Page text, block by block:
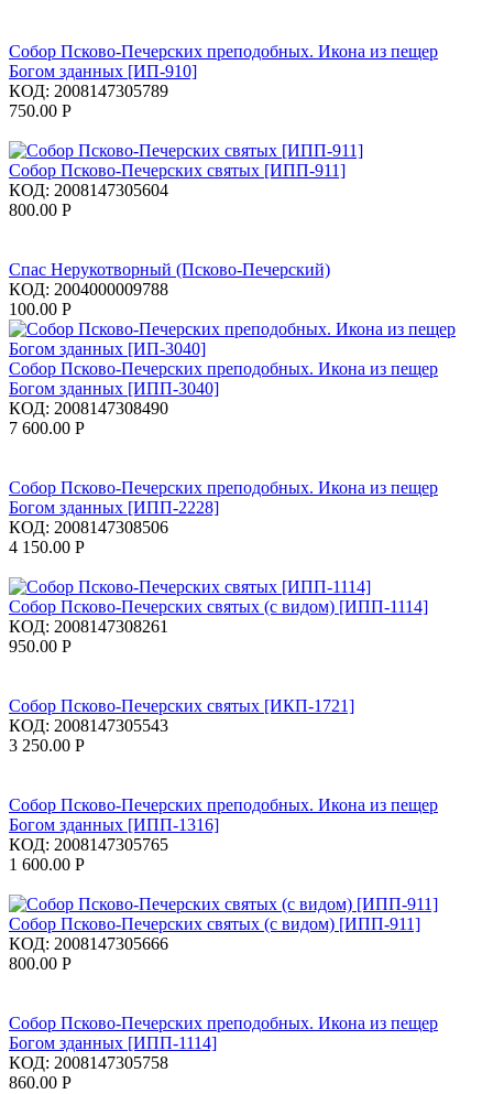
Собор Псково-Печерских преподобных. Икона из пещер
Богом зданных [ИП-910]
КОД: 2008147305789
750.00 Р
Собор Псково-Печерских святых [ИПП-911]
КОД: 2008147305604
800.00 Р
Спас Нерукотворный (Псково-Печерский)
КОД: 2004000009788
100.00 Р
Собор Псково-Печерских преподобных. Икона из пещер
Богом зданных [ИПП-3040]
КОД: 2008147308490
7 600.00 Р
Собор Псково-Печерских преподобных. Икона из пещер
Богом зданных [ИПП-2228]
КОД: 2008147308506
4 150.00 Р
Собор Псково-Печерских святых (с видом) [ИПП-1114]
КОД: 2008147308261
950.00 Р
Собор Псково-Печерских святых [ИКП-1721]
КОД: 2008147305543
3 250.00 Р
Собор Псково-Печерских преподобных. Икона из пещер
Богом зданных [ИПП-1316]
КОД: 2008147305765
1 600.00 Р
Собор Псково-Печерских святых (с видом) [ИПП-911]
КОД: 2008147305666
800.00 Р
Собор Псково-Печерских преподобных. Икона из пещер
Богом зданных [ИПП-1114]
КОД: 2008147305758
860.00 Р